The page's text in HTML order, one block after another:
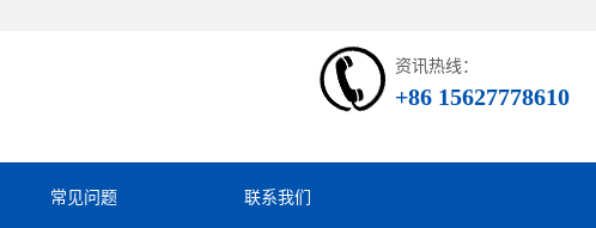
资讯热线：
+86 15627778610
常见问题 联系我们